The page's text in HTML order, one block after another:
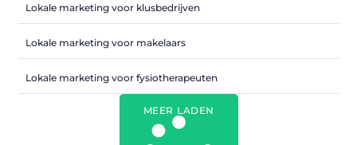
Lokale marketing voor klusbedrijven
Lokale marketing voor makelaars
Lokale marketing voor fysiotherapeuten
MEER LADEN